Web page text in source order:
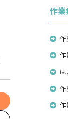
作業
作
作
は
作
作